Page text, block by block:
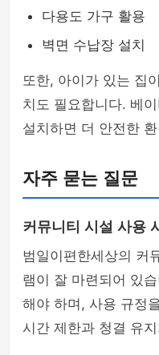
다용도 가구 활용
벽면 수납장 설치
또한, 아이가 있는 집
치도 필요합니다. 베
설치하면 더 안전한
자주 묻는 질문
커뮤니티 시설 사용
범일이편한세상의 커
램이 잘 마련되어 있
해야 하며, 사용 규정
시간 제한과 청결 유